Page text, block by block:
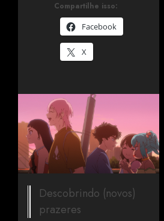
Compartilhe isso:
Facebook
X
Descobrindo (novos)
prazeres